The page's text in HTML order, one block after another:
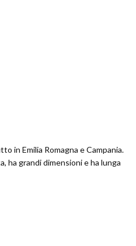
in Emilia Romagna e Campania.
ha grandi dimensioni e ha lunga